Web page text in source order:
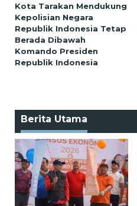
Kota Tarakan Mendukung
Kepolisian Negara
Republik Indonesia Tetap
Berada Dibawah
Komando Presiden
Republik Indonesia
Berita Utama